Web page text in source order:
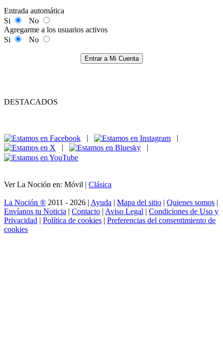
Entrada automática
Si
No
Agregarme a los usuarios activos
Si
No
Entrar a Mi Cuenta
DESTACADOS
|
|
|
|
Ver La Noción en: Móvil | Clásica
La Noción ® 2011 - 2026 | Ayuda | Mapa del sitio | Quienes somos |
Envíanos tu Noticia | Contacto | Aviso Legal | Condiciones de Uso y
Privacidad | Política de cookies | Preferencias del consentimiento de
cookies